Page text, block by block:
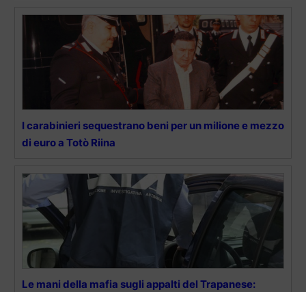
I carabinieri sequestrano beni per un milione e mezzo
di euro a Totò Riina
Le mani della mafia sugli appalti del Trapanese: